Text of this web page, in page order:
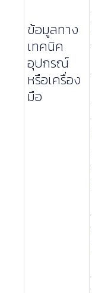
ข้อมูลทาง
เทคนิค
อุปกรณ์
หรือเครื่อง
มือ